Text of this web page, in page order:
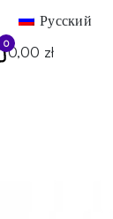
Русский
0
0,00 zł